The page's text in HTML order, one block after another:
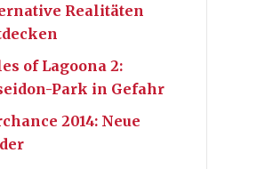
Realitäten
of Lagoona 2:
Park in Gefahr
2014: Neue